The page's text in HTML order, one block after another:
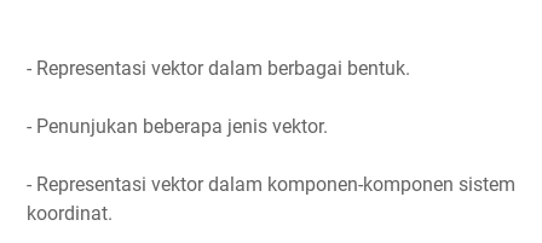
- Representasi vektor dalam berbagai bentuk.
- Penunjukan beberapa jenis vektor.
- Representasi vektor dalam komponen-komponen sistem
koordinat.